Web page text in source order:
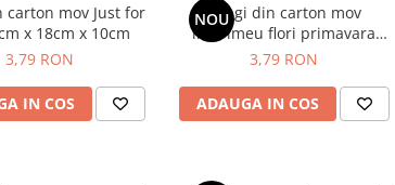
carton mov Just for
x 18cm x 10cm
3,79 RON
IN COS
NOU
Pungi din carton mov
imprimeu flori primavara
23cm x 18cm x 8cm
3,79 RON
ADAUGA IN COS